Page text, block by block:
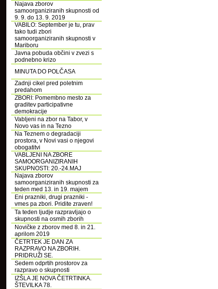
Najava zborov
samoorganiziranih skupnosti od
9. 9. do 13. 9. 2019
VABILO: September je tu, prav
tako tudi zbori
samoorganiziranih skupnosti v
Mariboru
Javna pobuda občini v zvezi s
podnebno krizo
MINUTA DO POLČASA
Zadnji cikel pred poletnim
predahom
ZBORI: Pomembno mesto za
graditev participativne
demokracije
Vabljeni na zbor na Tabor, v
Novo vas in na Tezno
Na Teznem o degradaciji
prostora, v Novi vasi o njegovi
obogatitvi
VABLJENI NA ZBORE
SAMOORGANIZIRANIH
SKUPNOSTI: 20.-24.MAJ
Najava zborov
samoorganiziranih skupnosti za
teden med 13. in 19. majem
Eni prazniki, drugi prazniki -
vmes pa zbori. Pridite zraven!
Ta teden ljudje razpravljajo o
skupnosti na osmih zborih
Novičke z zborov med 8. in 21.
aprilom 2019
ČETRTEK JE DAN ZA
RAZPRAVO NA ZBORIH.
PRIDRUŽI SE.
Sedem odprtih prostorov za
razpravo o skupnosti
IZŠLA JE NOVA ČETRTINKA.
ŠTEVILKA 78.